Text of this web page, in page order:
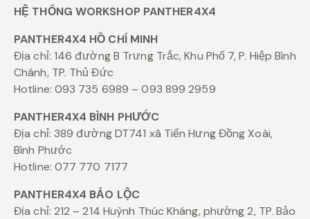
HỆ THỐNG WORKSHOP PANTHER4X4
PANTHER4X4 HỒ CHÍ MINH
Địa chỉ: 146 đường B Trưng Trắc, Khu Phố 7, P. Hiệp Bình
Chánh, TP. Thủ Đức
Hotline: 093 735 6989 – 093 899 2959
PANTHER4X4 BÌNH PHƯỚC
Địa chỉ: 389 đường DT741 xã Tiến Hưng Đồng Xoài,
Bình Phước
Hotline: 077 770 7177
PANTHER4X4 BẢO LỘC
Địa chỉ: 212 – 214 Huỳnh Thúc Kháng, phường 2, TP. Bảo